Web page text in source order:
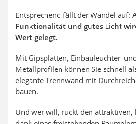
Entsprechend fällt der Wandel auf:
Funktionalität und gutes Licht
Wert gelegt.
Mit Gipsplatten, Einbauleuchten
Metallprofilen können Sie schnell
elegante Trennwand mit
bauen.
Und wer will, rückt den attraktiven,